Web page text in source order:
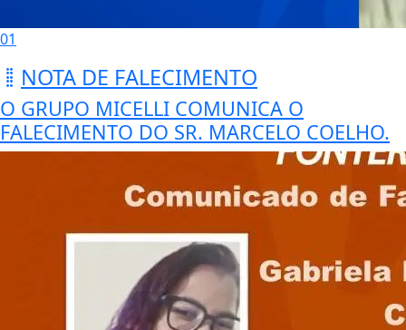
01
NOTA DE FALECIMENTO
O GRUPO MICELLI COMUNICA O
FALECIMENTO DO SR. MARCELO COELHO.